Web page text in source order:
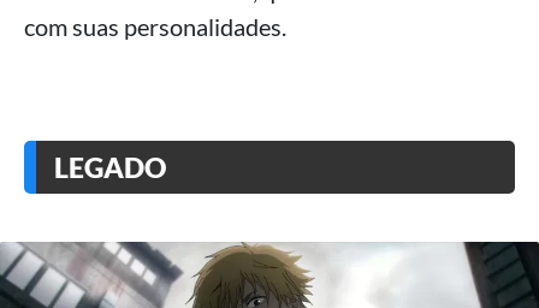
com suas personalidades.
LEGADO